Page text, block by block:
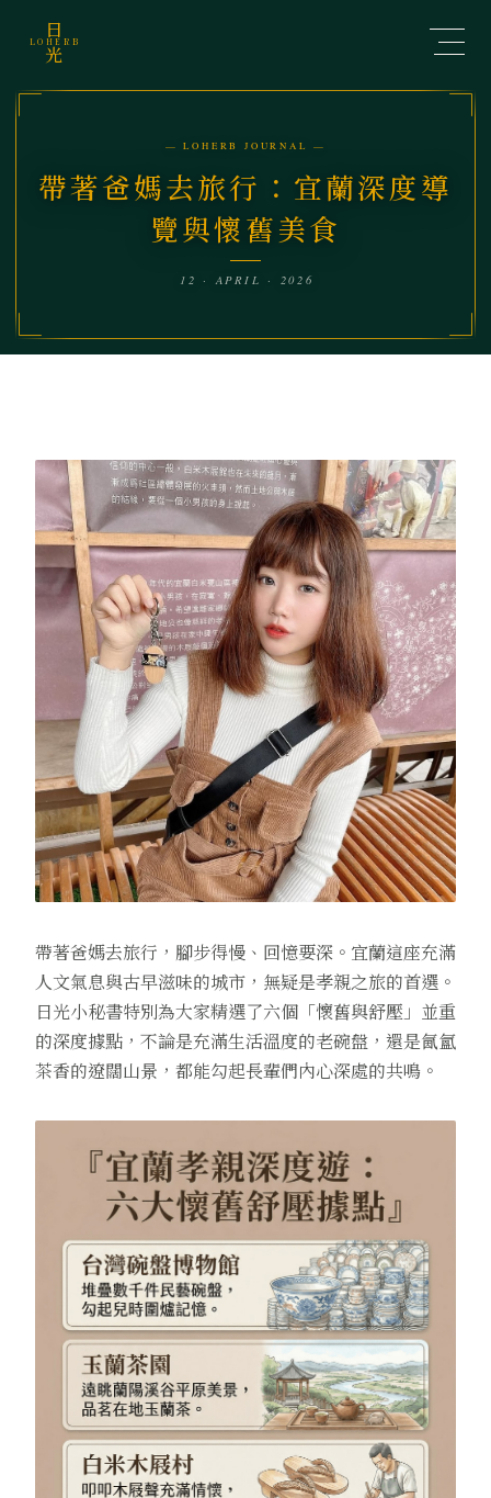
日
LOHERB
光
— LOHERB JOURNAL —
帶著爸媽去旅行：宜蘭深度導
覽與懷舊美食
12 · APRIL · 2026
帶著爸媽去旅行，腳步得慢、回憶要深。宜蘭這座充滿
人文氣息與古早滋味的城市，無疑是孝親之旅的首選。
日光小秘書特別為大家精選了六個「懷舊與舒壓」並重
的深度據點，不論是充滿生活溫度的老碗盤，還是氤氳
茶香的遼闊山景，都能勾起長輩們內心深處的共鳴。